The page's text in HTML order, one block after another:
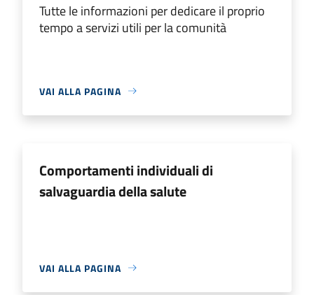
Tutte le informazioni per dedicare il proprio
tempo a servizi utili per la comunità
VAI ALLA PAGINA
Comportamenti individuali di
salvaguardia della salute
VAI ALLA PAGINA